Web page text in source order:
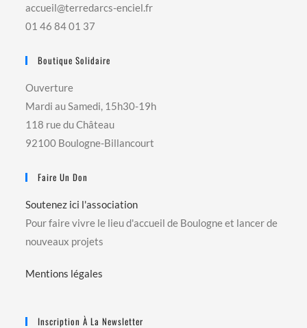
accueil@terredarcs-enciel.fr
01 46 84 01 37
Boutique Solidaire
Ouverture
Mardi au Samedi, 15h30-19h
118 rue du Château
92100 Boulogne-Billancourt
Faire Un Don
Soutenez ici l'association
Pour faire vivre le lieu d'accueil de Boulogne et lancer de
nouveaux projets
Mentions légales
Inscription À La Newsletter